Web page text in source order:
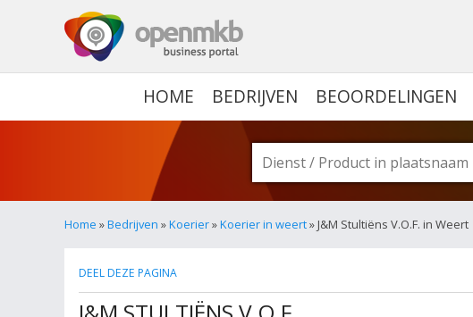
HOME BEDRIJVEN BEOORDELINGEN
Home »Bedrijven »Koerier»Koerier in weert» J&M Stultiëns V.O.F. in Weert
DEEL DEZE PAGINA